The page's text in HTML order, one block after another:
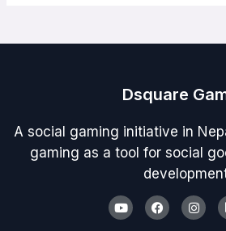
Dsquare
A social gaming initiative in
gaming as a tool for social